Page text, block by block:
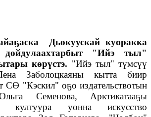
Дьокуускай куоракка
"Ийэ тыл"
көрүстэ. "Ийэ тыл" түмсүү
Заболоцкаяны кытта биир
СӨ "Кэскил" оҕо издательствотын
Семенова, Арктикатааҕы
култуура уонна искусство